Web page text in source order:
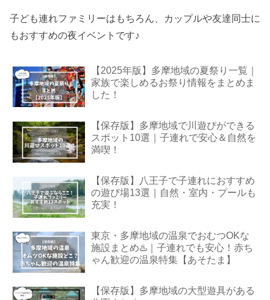
子ども連れファミリーはもちろん、カップルや友達同士に
もおすすめの夜イベントです♪
【2025年版】多摩地域の夏祭り一覧｜
家族で楽しめるお祭り情報をまとめま
した！
【保存版】多摩地域で川遊びができる
スポット10選｜子連れで安心＆自然を
満喫！
【保存版】八王子で子連れにおすすめ
の遊び場13選｜自然・室内・プールも
充実！
東京・多摩地域の温泉でおむつOKな
施設まとめ♨️｜子連れでも安心！赤ち
ゃん歓迎の温泉特集【あそたま】
【保存版】多摩地域の大型遊具がある